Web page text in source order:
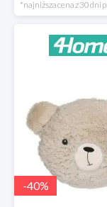
-40%